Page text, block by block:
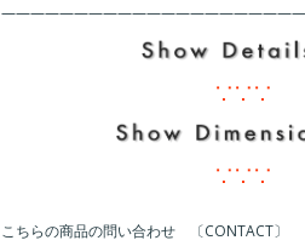
こちらの商品の問い合わせ 〔CONTACT〕